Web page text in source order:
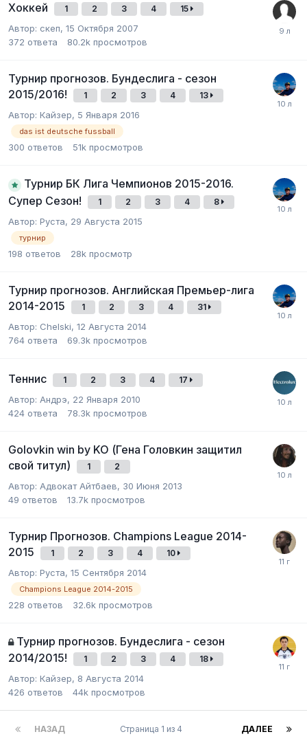
Хоккей 1 2 3 4 15
Автор: скеп, 15 Октября 2007
372 ответа 80.2k просмотров
Турнир прогнозов. Бундеслига - сезон
2015/2016!
1 2 3 4 13
Автор: Кайзер, 5 Января 2016
das ist deutsche fussball
300 ответов 51k просмотров
Турнир БК Лига Чемпионов 2015-2016.
Супер Сезон!
1 2 3 4 8
Автор: Pуcта, 29 Августа 2015
турнир
198 ответов 28k просмотр
Турнир прогнозов. Английская Премьер-лига
2014-2015
1 2 3 4 31
Автор: Chelski, 12 Августа 2014
764 ответа 69.3k просмотров
Теннис 1 2 3 4 17
Автор: Андрэ, 22 Января 2010
424 ответа 78.3k просмотров
Golovkin win by KO (Гена Головкин защитил
свой титул)
1 2
Автор: Адвокат Айтбаев, 30 Июня 2013
49 ответов 13.7k просмотров
Турнир Прогнозов. Champions League 2014-
2015
1 2 3 4 10
Автор: Pуcтa, 15 Сентября 2014
Champions League 2014-2015
228 ответов 32.6k просмотров
Турнир прогнозов. Бундеслига - сезон
2014/2015!
1 2 3 4 18
Автор: Кайзер, 8 Августа 2014
426 ответов 44k просмотров
НАЗАД ДАЛЕЕ
Страница 1 из 4